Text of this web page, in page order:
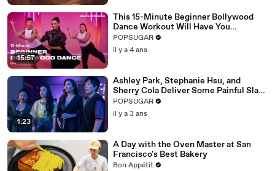
15:57
This 15-Minute Beginner Bollywood
Dance Workout Will Have You
Sweating "So Fast"
POPSUGAR
il y a 4 ans
1:23
Ashley Park, Stephanie Hsu, and
Sherry Cola Deliver Some Painful Slaps
in Hilarious "Joy Ride" Clip
POPSUGAR
il y a 3 ans
A Day with the Oven Master at San
Francisco's Best Bakery
Bon Appétit